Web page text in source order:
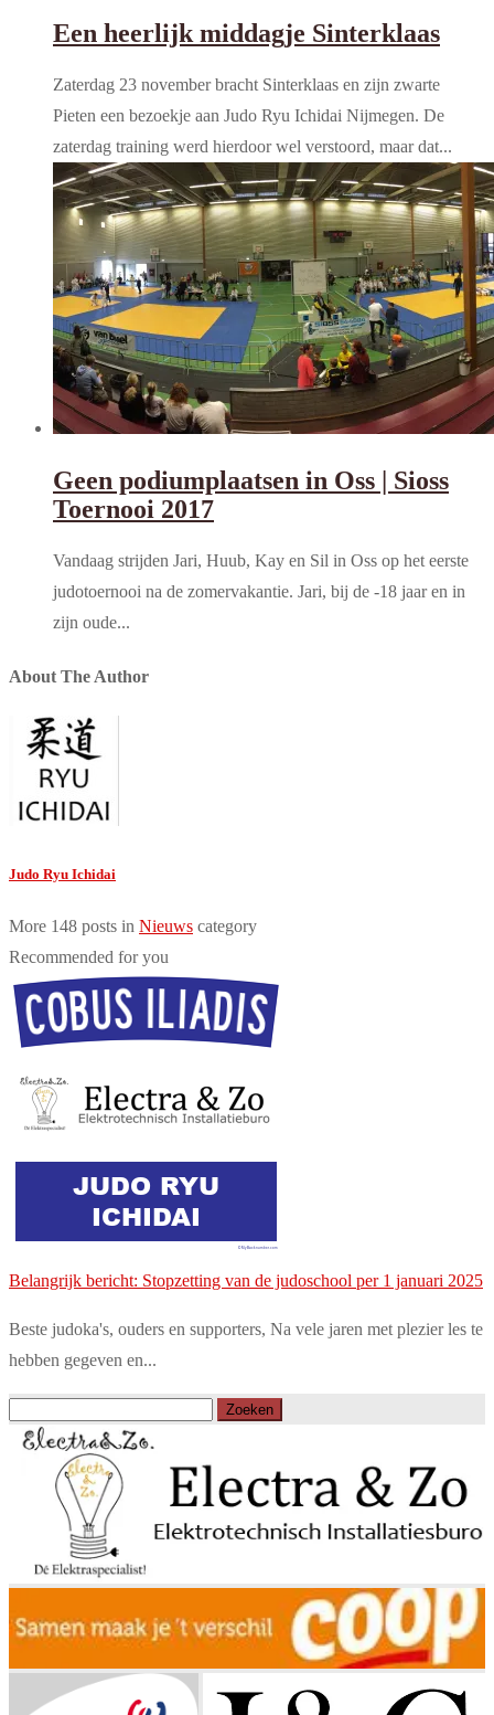
Een heerlijk middagje Sinterklaas
Zaterdag 23 november bracht Sinterklaas en zijn zwarte
Pieten een bezoekje aan Judo Ryu Ichidai Nijmegen. De
zaterdag training werd hierdoor wel verstoord, maar dat...
Geen podiumplaatsen in Oss | Sioss
Toernooi 2017
Vandaag strijden Jari, Huub, Kay en Sil in Oss op het eerste
judotoernooi na de zomervakantie. Jari, bij de -18 jaar en in
zijn oude...
About The Author
Judo Ryu Ichidai
More 148 posts in Nieuws category
Recommended for you
Belangrijk bericht: Stopzetting van de judoschool per 1 januari 2025
Beste judoka's, ouders en supporters, Na vele jaren met plezier les te
hebben gegeven en...
naar: